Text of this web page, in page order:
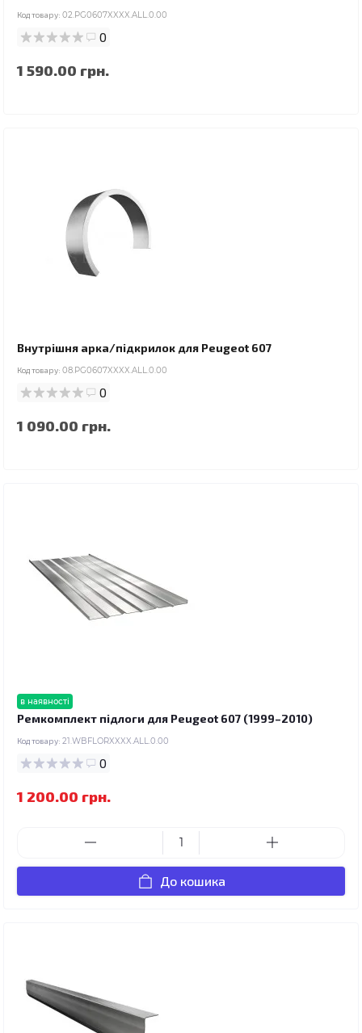
Код товару: 02.PG0607XXXX.ALL.0.00
0
1 590.00 грн.
Внутрішня арка/підкрилок для Peugeot 607
Код товару: 08.PG0607XXXX.ALL.0.00
0
1 090.00 грн.
в наявності
Ремкомплект підлоги для Peugeot 607 (1999–2010)
Код товару: 21.WBFLORXXXX.ALL.0.00
0
1 200.00 грн.
До кошика